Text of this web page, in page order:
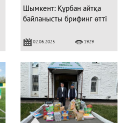
Шымкент: Құрбан айтқа
байланысты брифинг өтті
02.06.2025 1929